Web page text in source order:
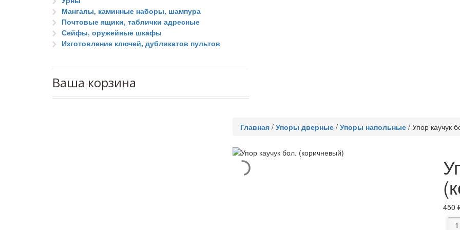
Мангалы, каминные наборы, шампура
Почтовые ящики, таблички адресные
Сейфы, оружейные шкафы
Изготовление ключей, дубликатов пультов
Ваша корзина
Главная / Упоры дверные / Упоры напольные / Упор каучук
450